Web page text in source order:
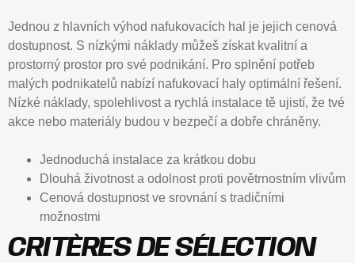
Jednou z hlavních výhod nafukovacích hal je jejich cenová
dostupnost. S nízkými náklady můžeš získat kvalitní a
prostorný prostor pro své podnikání. Pro splnění potřeb
malých podnikatelů nabízí nafukovací haly optimální řešení.
Nízké náklady, spolehlivost a rychlá instalace tě ujistí, že tvé
akce nebo materiály budou v bezpečí a dobře chráněny.
Jednoduchá instalace za krátkou dobu
Dlouhá životnost a odolnost proti povětrnostním vlivům
Cenová dostupnost ve srovnání s tradičními
možnostmi
CRITÈRES DE SÉLECTION